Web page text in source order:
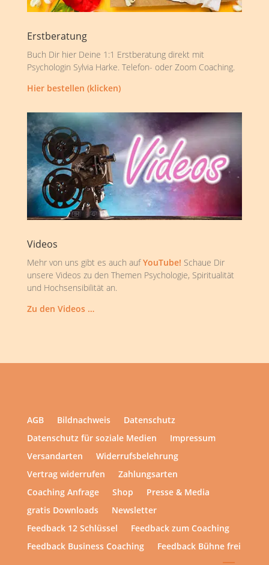
Erstberatung
Buch Dir hier Deine 1:1 Erstberatung direkt mit
Psychologin Sylvia Harke. Telefon- oder Zoom Coaching.
Hier bestellen (klicken)
Videos
Mehr von uns gibt es auch aufYouTube! Schaue Dir
unsere Videos zu den Themen Psychologie, Spiritualität
und Hochsensibilität an.
Zu den Videos …
AGB Bildnachweis
Datenschutz
Datenschutz für soziale Medien
Impressum
Versandarten
Widerrufsbelehrung
Vertrag widerrufen
Zahlungsarten
Coaching Anfrage
Shop
Presse & Media
gratis Downloads
Newsletter
Feedback 12 Schlüssel
Feedback zum Coaching
Feedback Business Coaching
Feedback Bühne frei